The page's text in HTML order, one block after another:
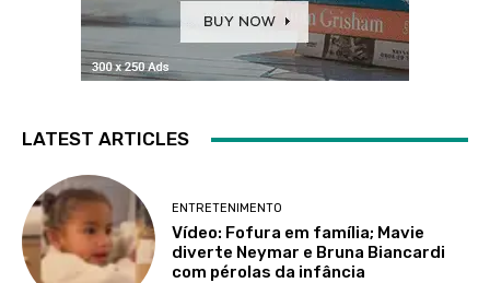
LATEST ARTICLES
ENTRETENIMENTO
Vídeo: Fofura em família; Mavie
diverte Neymar e Bruna Biancardi
com pérolas da infância